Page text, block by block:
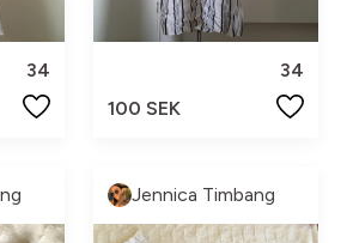
34
34
100 SEK
Jennica Timbang